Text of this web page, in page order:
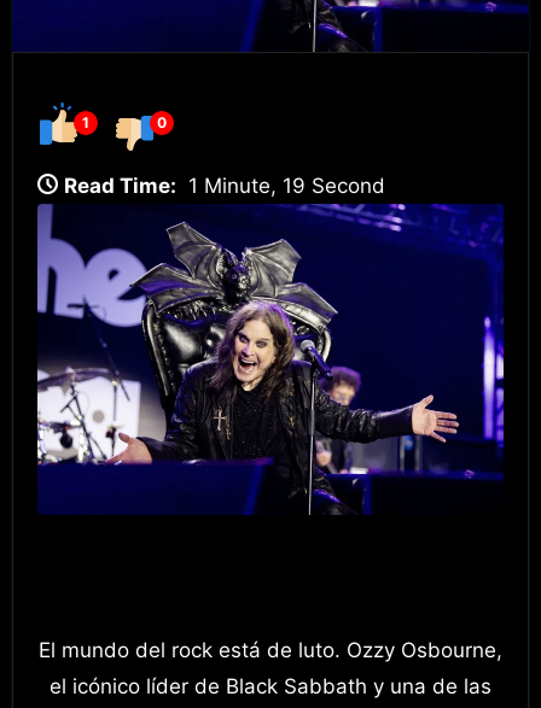
1 0
Read Time: 1 Minute, 19 Second
El mundo del rock está de luto. Ozzy Osbourne,
el icónico líder de Black Sabbath y una de las